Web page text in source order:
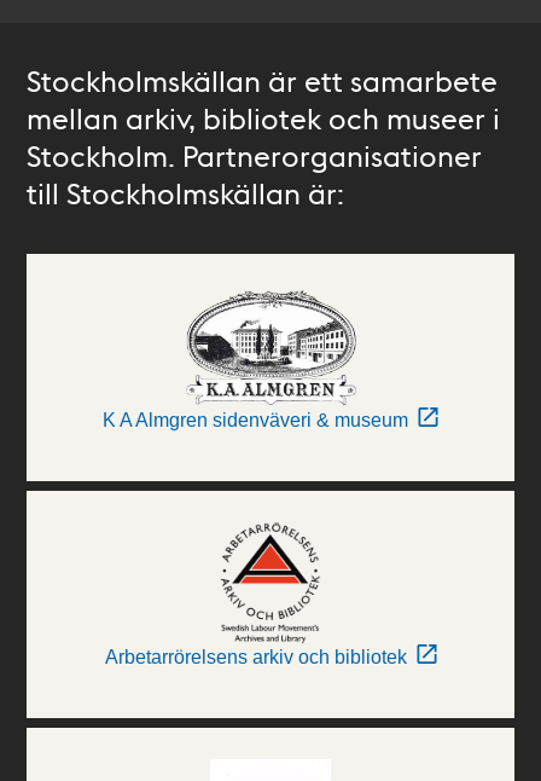
Stockholmskällan är ett samarbete
mellan arkiv, bibliotek och museer i
Stockholm. Partnerorganisationer
till Stockholmskällan är:
K A Almgren sidenväveri & museum
Arbetarrörelsens arkiv och bibliotek